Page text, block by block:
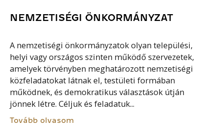
NEMZETISÉGI ÖNKORMÁNYZAT
A nemzetiségi önkormányzatok olyan települési,
helyi vagy országos szinten működő szervezetek,
amelyek törvényben meghatározott nemzetiségi
közfeladatokat látnak el, testületi formában
működnek, és demokratikus választások útján
jönnek létre. Céljuk és feladatuk...
Tovább olvasom